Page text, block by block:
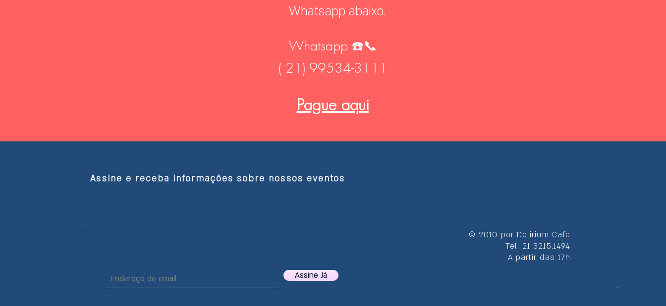
Whatsapp abaixo.
Whatsapp ☎️📞
( 21) 99534-3111
Pague aqui
Assine e receba informações sobre nossos eventos
Assine Já
© 2010 por Delirium Cafe
Tel: 21 3215.1494
A partir das 17h